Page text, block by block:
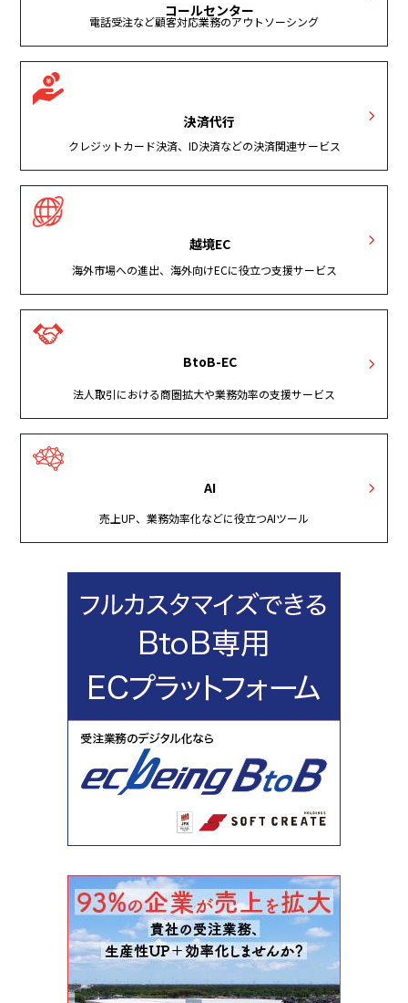
コールセンター
電話受注など顧客対応業務のアウトソーシング
決済代行
クレジットカード決済、ID決済などの決済関連サービス
越境EC
海外市場への進出、海外向けECに役立つ支援サービス
BtoB-EC
法人取引における商圏拡大や業務効率の支援サービス
AI
売上UP、業務効率化などに役立つAIツール